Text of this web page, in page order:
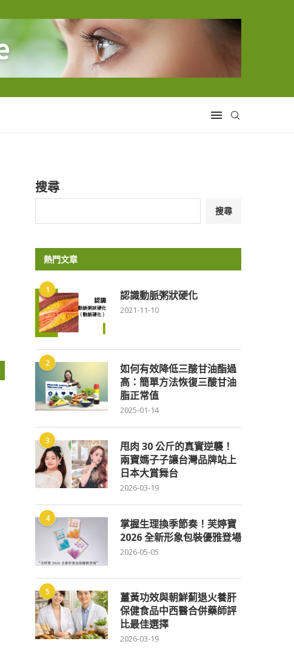
搜尋
搜尋
熱門文章
1 認識動脈粥狀硬化
2021-11-10
2
如何有效降低三酸甘油酯過
高：簡單方法恢復三酸甘油
脂正常值
2025-01-14
3
甩肉 30 公斤的真實逆襲！
兩寶媽子子讓台灣品牌站上
日本大賞舞台
2026-03-19
4
掌握生理換季節奏！芙婷寶
2026 全新形象包裝優雅登場
2026-05-05
5
薑黃功效與朝鮮薊退火養肝
保健食品中西醫合併藥師評
比最佳選擇
2026-03-19